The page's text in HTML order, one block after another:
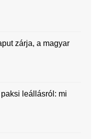
zárja, a magyar
leállásról: mi